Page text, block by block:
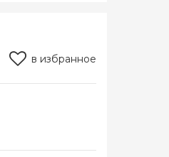
в избранное